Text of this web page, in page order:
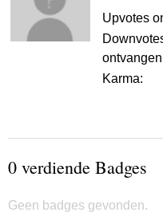
Upvotes
ontvangen
Karma:
0 verdiende Badges
Geen badges gevonden.